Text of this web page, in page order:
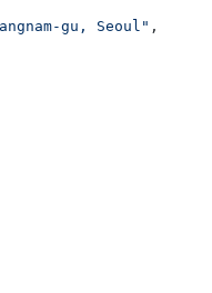
gu, Seoul" ,